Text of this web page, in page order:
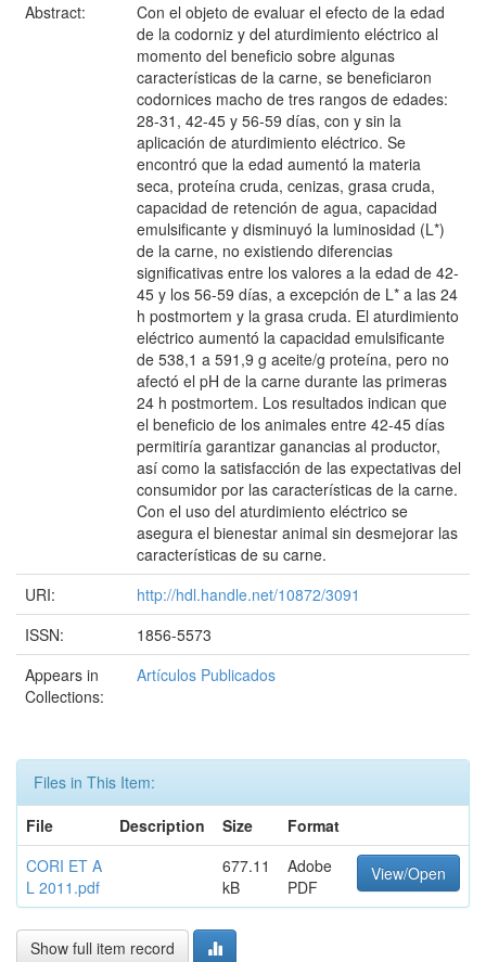
Abstract:
Con el objeto de evaluar el efecto de la edad
de la codorniz y del aturdimiento eléctrico al
momento del beneficio sobre algunas
características de la carne, se beneficiaron
codornices macho de tres rangos de edades:
28-31, 42-45 y 56-59 días, con y sin la
aplicación de aturdimiento eléctrico. Se
encontró que la edad aumentó la materia
seca, proteína cruda, cenizas, grasa cruda,
capacidad de retención de agua, capacidad
emulsificante y disminuyó la luminosidad (L*)
de la carne, no existiendo diferencias
significativas entre los valores a la edad de 42-
45 y los 56-59 días, a excepción de L* a las 24
h postmortem y la grasa cruda. El aturdimiento
eléctrico aumentó la capacidad emulsificante
de 538,1 a 591,9 g aceite/g proteína, pero no
afectó el pH de la carne durante las primeras
24 h postmortem. Los resultados indican que
el beneficio de los animales entre 42-45 días
permitiría garantizar ganancias al productor,
así como la satisfacción de las expectativas del
consumidor por las características de la carne.
Con el uso del aturdimiento eléctrico se
asegura el bienestar animal sin desmejorar las
características de su carne.
URI:
http://hdl.handle.net/10872/3091
ISSN:
1856-5573
Appears in
Collections:
Artículos Publicados
Files in This Item:
File
Description Size
Format
CORI ET A
L 2011.pdf
677.11
kB
Adobe
PDF
View/Open
Show full item record